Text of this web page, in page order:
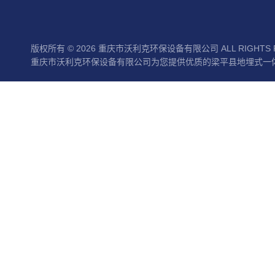
版权所有 © 2026 重庆市沃利克环保设备有限公司 ALL RIGHTS
重庆市沃利克环保设备有限公司为您提供优质的梁平县地埋式